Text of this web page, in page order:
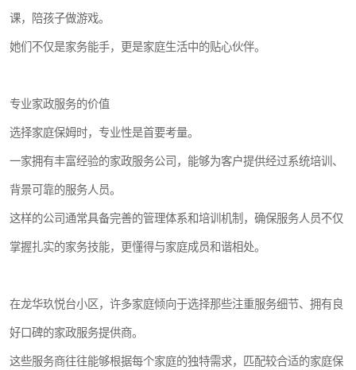
课，陪孩子做游戏。
她们不仅是家务能手，更是家庭生活中的贴心伙伴。
专业家政服务的价值
选择家庭保姆时，专业性是首要考量。
一家拥有丰富经验的家政服务公司，能够为客户提供经过系统培训、
背景可靠的服务人员。
这样的公司通常具备完善的管理体系和培训机制，确保服务人员不仅
掌握扎实的家务技能，更懂得与家庭成员和谐相处。
在龙华玖悦台小区，许多家庭倾向于选择那些注重服务细节、拥有良
好口碑的家政服务提供商。
这些服务商往往能够根据每个家庭的独特需求，匹配较合适的家庭保